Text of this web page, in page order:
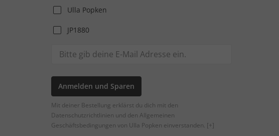
Ulla Popken
JP1880
Anmelden und Sparen
Mit deiner Bestellung erklärst du dich mit den
Datenschutzrichtlinien und den Allgemeinen
Geschäftsbedingungen von Ulla Popken einverstanden. [+]